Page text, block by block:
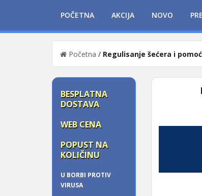
POČETNA AKCIJA NOVO
Početna / Regulisanje šećera i
BESPLATNA
DOSTAVA
WEB CENA
POPUST NA
KOLIČINU
U BORBI PROTIV
VIRUSA